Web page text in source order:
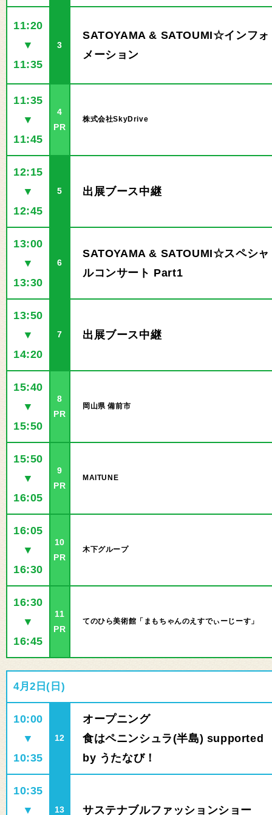
11:20
▼
11:35
3
SATOYAMA & SATOUMI☆インフォ
メーション
11:35
▼
11:45
4
PR
株式会社SkyDrive
12:15
▼
12:45
5 出展ブース中継
13:00
▼
13:30
6
SATOYAMA & SATOUMI☆スペシャ
ルコンサート Part1
13:50
▼
14:20
7 出展ブース中継
15:40
▼
15:50
8
PR
岡山県 備前市
15:50
▼
16:05
9
PR
MAITUNE
16:05
▼
16:30
10
PR
木下グループ
16:30
▼
16:45
11
PR
てのひら美術館「まもちゃんのえすでぃーじーす」
4月2日(日)
10:00
▼
10:35
12
オープニング
食はペニンシュラ(半島) supported
by うたなび！
10:35
▼
13 サステナブルファッションショー